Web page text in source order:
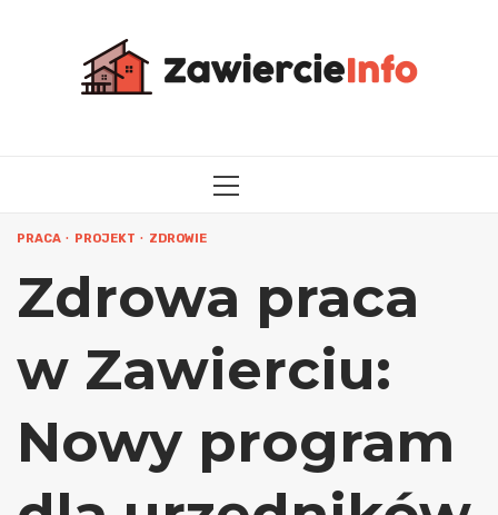
MENU
PRACA PROJEKT ZDROWIE
Zdrowa praca
w Zawierciu:
Nowy program